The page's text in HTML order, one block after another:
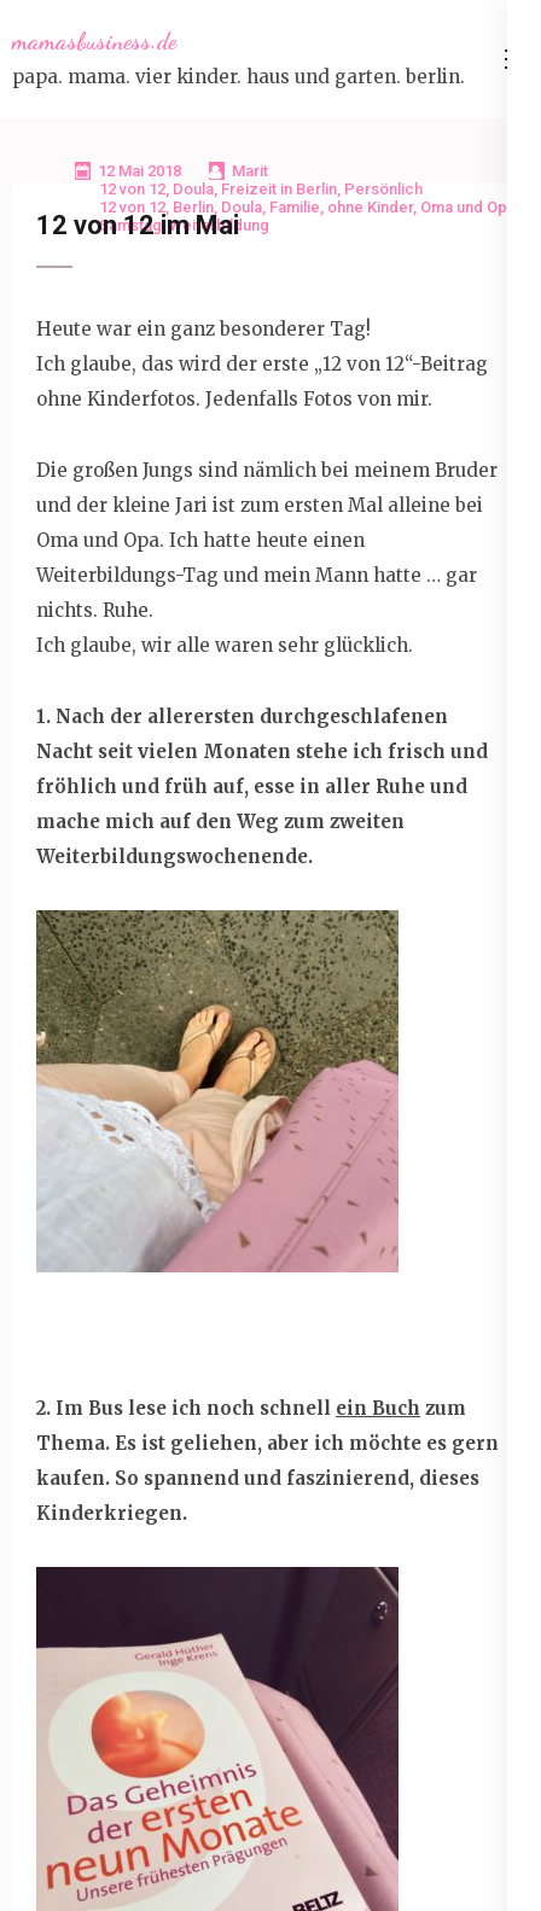
to
content
mamasbusiness.de
papa. mama. vier kinder. haus und garten. berlin.
12 Mai 2018
Marit
12 von 12, Doula, Freizeit in Berlin, Persönlich
12 von 12, Berlin, Doula, Familie, ohne Kinder, Oma und Opa
Samstag,Weiterbildung
12 von 12 im Mai
Heute war ein ganz besonderer Tag!
Ich glaube, das wird der erste „12 von 12“-Beitrag
ohne Kinderfotos. Jedenfalls Fotos von mir.
Die großen Jungs sind nämlich bei meinem Bruder
und der kleine Jari ist zum ersten Mal alleine bei
Oma und Opa. Ich hatte heute einen
Weiterbildungs-Tag und mein Mann hatte … gar
nichts. Ruhe.
Ich glaube, wir alle waren sehr glücklich.
1. Nach der allerersten durchgeschlafenen
Nacht seit vielen Monaten stehe ich frisch und
fröhlich und früh auf, esse in aller Ruhe und
mache mich auf den Weg zum zweiten
Weiterbildungswochenende.
2. Im Bus lese ich noch schnell ein Buch zum
Thema. Es ist geliehen, aber ich möchte es gern
kaufen. So spannend und faszinierend, dieses
Kinderkriegen.